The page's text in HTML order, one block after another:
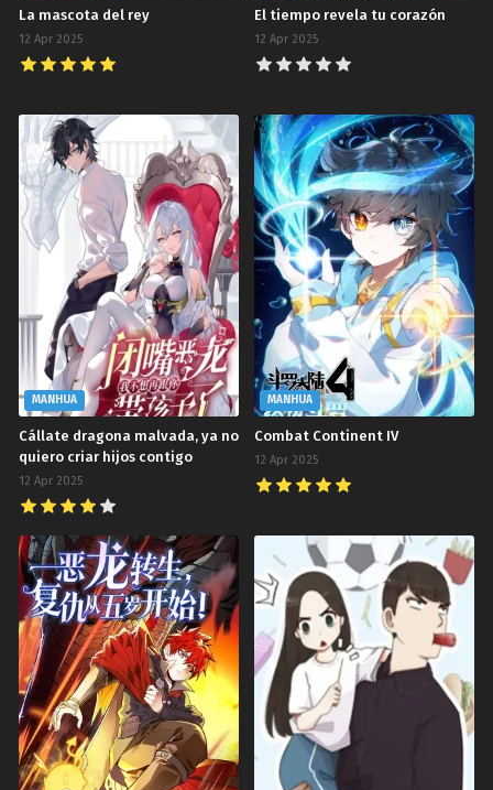
La mascota del rey
12 Apr 2025
El tiempo revela tu corazón
12 Apr 2025
MANHUA
Cállate dragona malvada, ya no
quiero criar hijos contigo
12 Apr 2025
MANHUA
Combat Continent IV
12 Apr 2025